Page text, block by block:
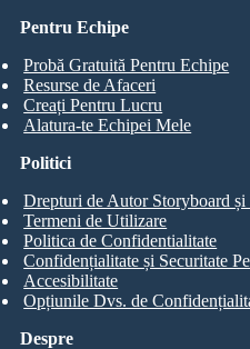
Pentru Echipe
Probă Gratuită Pentru Echipe
Resurse de Afaceri
Creați Pentru Lucru
Alatura-te Echipei Mele
Despre
Politici
Drepturi de Autor Storyboard
Termeni de Utilizare
Politica de Confidentialitate
Confidențialitate și Securitate
Accesibilitate
Opțiunile Dvs. de